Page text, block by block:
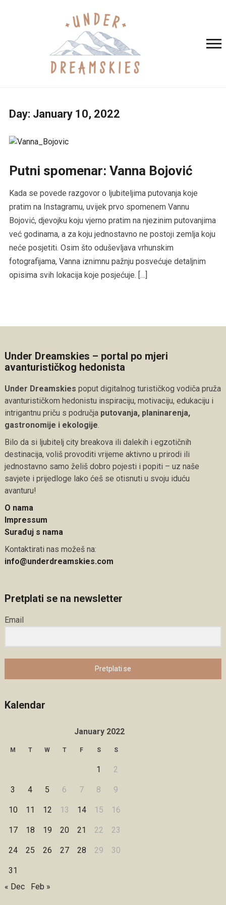
Day: January 10, 2022
Putni spomenar: Vanna Bojović
Kada se povede razgovor o ljubiteljima putovanja koje
pratim na Instagramu, uvijek prvo spomenem Vannu
Bojović, djevojku koju vjerno pratim na njezinim putovanjima
već godinama, a za koju jednostavno ne postoji zemlja koju
neće posjetiti. Osim što oduševljava vrhunskim
fotografijama, Vanna iznimnu pažnju posvećuje detaljnim
opisima svih lokacija koje posjećuje. […]
Under Dreamskies – portal po mjeri
avanturističkog hedonista
Under Dreamskies poput digitalnog turističkog vodiča pruža
avanturističkom hedonistu inspiraciju, motivaciju, edukaciju i
intrigantnu priču s područja putovanja, planinarenja,
gastronomije i ekologije
Bilo da si ljubitelj city breakova ili dalekih i egzotičnih
destinacija, voliš provoditi vrijeme aktivno u prirodi ili
jednostavno samo želiš dobro pojesti i popiti – uz naše
savjete i prijedloge lako ćeš se otisnuti u svoju iduću
avanturu!
O nama
Impressum
Surađuj s nama
Kontaktirati nas možeš na:
info@underdreamskies.com
Pretplati se na newsletter
Email
Pretplati se
Kalendar
January 2022
M T W T F S S
1 2
3 4 5 6 7 8 9
10 11 12 13 14 15 16
17 18 19 20 21 22 23
24 25 26 27 28 29 30
31
« Dec
Feb »